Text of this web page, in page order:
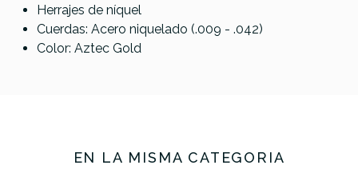
Herrajes de níquel
Cuerdas: Acero niquelado (.009 - .042)
Color: Aztec Gold
EN LA MISMA CATEGORÍA